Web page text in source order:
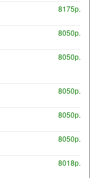
8175р.
8050р.
8050р.
8050р.
8050р.
8050р.
8018р.